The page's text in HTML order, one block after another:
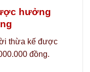
hưởng
thừa kế được
đồng.